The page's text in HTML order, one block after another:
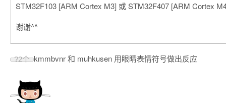
STM32F103 [ARM Cortex M3] 或 STM32F407 [ARM Cortex
谢谢^^
?2个 kmmbvnr 和 muhkusen 用眼睛表情符号做出反应